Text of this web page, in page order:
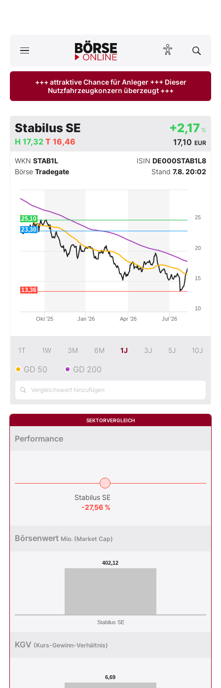
ktuelle Ausgabe BÖRSE ONLINE lesen
Finanz-Check
Abo & Shop
BO-Musterdepots
Experten
Mein B:O
+++ attraktive Chance für Anleger +++ Dieser
Nutzfahrzeugkonzern überzeugt +++
Stabilus SE +2,17 %
17,10 EUR
H 17,32 T 16,46
WKN STAB1L ISIN DE000STAB1L8
Börse Tradegate Stand 7.8. 20:02
Jan '26 Jul '26
Okt '25 Apr '26
10
20
15
25
23,30
13,36
25,10
1T 1W 3M 6M 1J 3J 5J 10J
GD 50 GD 200
SEKTORVERGLEICH
Performance
Stabilus SE
-27,56 %
Börsenwert Mio. (Market Cap)
402,12
Stabilus SE
KGV (Kurs-Gewinn-Verhältnis)
6,69